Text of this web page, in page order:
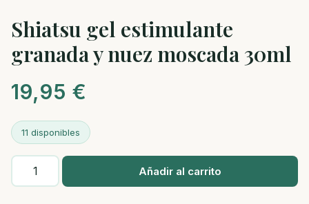
Shiatsu gel estimulante
granada y nuez moscada 30ml
19,95 €
11 disponibles
Shiatsu
Añadir al carrito